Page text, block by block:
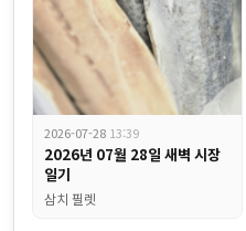
비엠식자재 주간식단표, 금요
2026-07-28 13:39
2026년 07월 28일 새벽 시장
일기
삼치 필렛